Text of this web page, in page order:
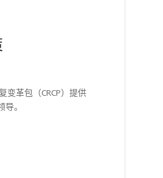
变革包（CRCP）提供
。